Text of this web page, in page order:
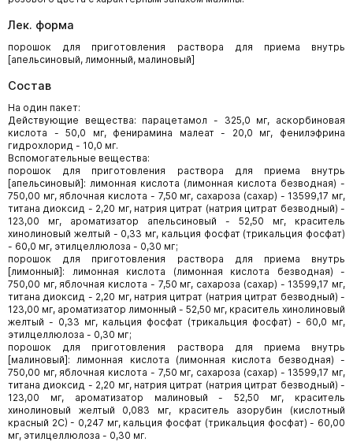
Лек. форма
порошок для приготовления раствора для приема внутрь
[апельсиновый, лимонный, малиновый]
Состав
На один пакет:
Действующие вещества: парацетамол - 325,0 мг, аскорбиновая
кислота - 50,0 мг, фенирамина малеат - 20,0 мг, фенилэфрина
гидрохлорид - 10,0 мг.
Вспомогательные вещества:
порошок для приготовления раствора для приема внутрь
[апельсиновый]: лимонная кислота (лимонная кислота безводная) -
750,00 мг, яблочная кислота - 7,50 мг, сахароза (сахар) - 13599,17 мг,
титана диоксид - 2,20 мг, натрия цитрат (натрия цитрат безводный) -
123,00 мг, ароматизатор апельсиновый - 52,50 мг, краситель
хинолиновый желтый - 0,33 мг, кальция фосфат (трикальция фосфат)
- 60,0 мг, этилцеллюлоза - 0,30 мг;
порошок для приготовления раствора для приема внутрь
[лимонный]: лимонная кислота (лимонная кислота безводная) -
750,00 мг, яблочная кислота - 7,50 мг, сахароза (сахар) - 13599,17 мг,
титана диоксид - 2,20 мг, натрия цитрат (натрия цитрат безводный) -
123,00 мг, ароматизатор лимонный - 52,50 мг, краситель хинолиновый
желтый - 0,33 мг, кальция фосфат (трикальция фосфат) - 60,0 мг,
этилцеллюлоза - 0,30 мг;
порошок для приготовления раствора для приема внутрь
[малиновый]: лимонная кислота (лимонная кислота безводная) -
750,00 мг, яблочная кислота - 7,50 мг, сахароза (сахар) - 13599,17 мг,
титана диоксид - 2,20 мг, натрия цитрат (натрия цитрат безводный) -
123,00 мг, ароматизатор малиновый - 52,50 мг, краситель
хинолиновый желтый 0,083 мг, краситель азорубин (кислотный
красный 2С) - 0,247 мг, кальция фосфат (трикальция фосфат) - 60,00
мг, этилцеллюлоза - 0,30 мг.